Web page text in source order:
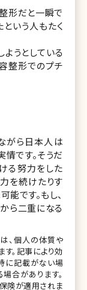
形だと一瞬で
いう人もたく
ようとしている
整形でのプチ
がら日本人は
です。そうだ
る努力をした
を続けたりす
能です。もし、
ら二重になる
、個人の体質や
。記事により効
に記載がない場
合があります。
険が適用されま